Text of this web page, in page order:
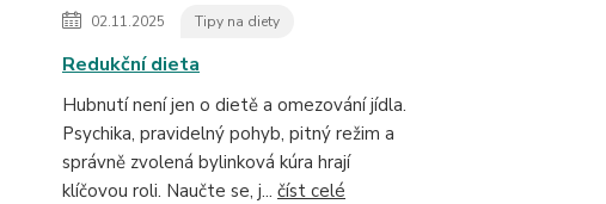
02.11.2025 Tipy na diety
Redukční dieta
Hubnutí není jen o dietě a omezování jídla.
Psychika, pravidelný pohyb, pitný režim a
správně zvolená bylinková kúra hrají
klíčovou roli. Naučte se, j... číst celé